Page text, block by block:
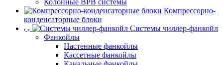
Колонные ВРВ системы
Компрессорно-
конденсаторные блоки
Системы чиллер-фанкойл
Фанкойлы
Настенные фанкойлы
Кассетные фанкойлы